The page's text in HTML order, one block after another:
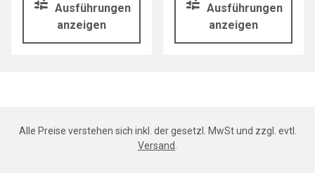
Ausführungen
anzeigen
Ausführungen
anzeigen
Alle Preise verstehen sich inkl. der gesetzl. MwSt und zzgl. evtl.
Versand